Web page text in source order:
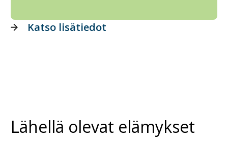
Katso lisätiedot
Lähellä olevat elämykset